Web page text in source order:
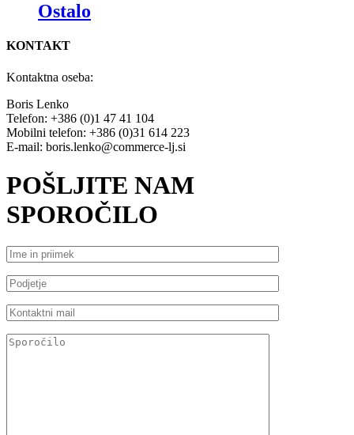
Ostalo
KONTAKT
Kontaktna oseba:
Boris Lenko
Telefon: +386 (0)1 47 41 104
Mobilni telefon: +386 (0)31 614 223
E-mail: boris.lenko@commerce-lj.si
POŠLJITE NAM
SPOROČILO